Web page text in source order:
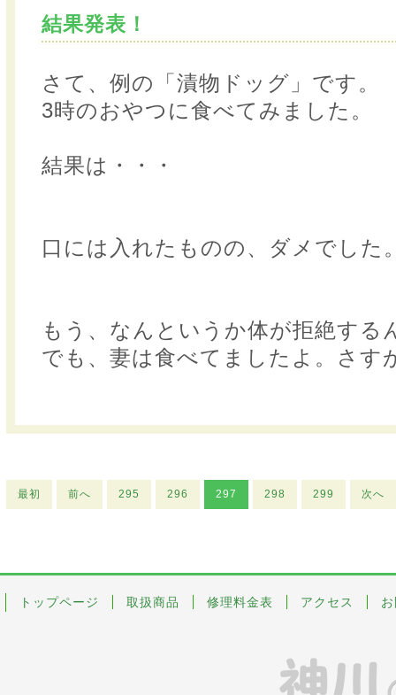
結果発表！
さて、例の「漬物ドッグ」です。
3時のおやつに食べてみました。
結果は・・・
口には入れたものの、ダメでした
もう、なんというか体が拒絶する
でも、妻は食べてましたよ。さす
最初 前へ 295 296 297 298 299 次へ
トップページ 取扱商品 修理料金表 アクセス